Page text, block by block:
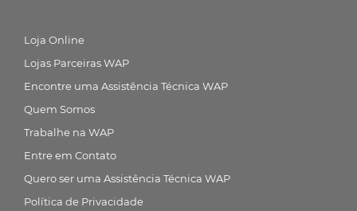
Loja Online
Lojas Parceiras WAP
Encontre uma Assistência Técnica WAP
Quem Somos
Trabalhe na WAP
Entre em Contato
Quero ser uma Assistência Técnica WAP
Política de Privacidade